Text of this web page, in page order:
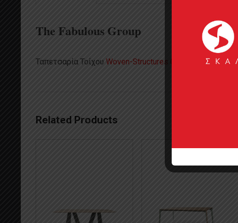
The Fabulous Group
Ταπετσαρία Τοίχου Woven-Structures 03 1
Related Products